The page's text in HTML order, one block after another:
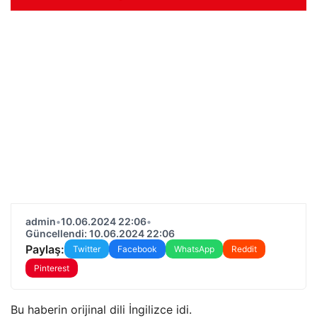
admin•10.06.2024 22:06•
Güncellendi: 10.06.2024 22:06
Paylaş: Twitter Facebook WhatsApp
Reddit
Pinterest
Bu haberin orijinal dili İngilizce idi.